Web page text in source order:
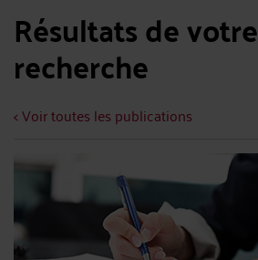
Résultats de votre
recherche
< Voir toutes les publications